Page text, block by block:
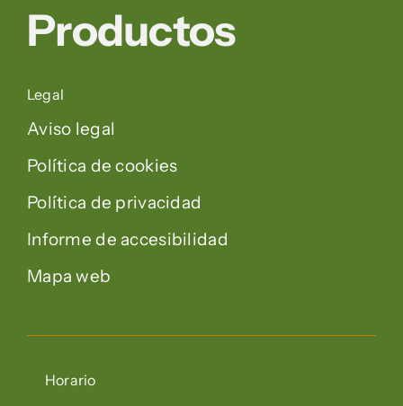
Productos
Legal
Aviso legal
Política de cookies
Política de privacidad
Informe de accesibilidad
Mapa web
Horario